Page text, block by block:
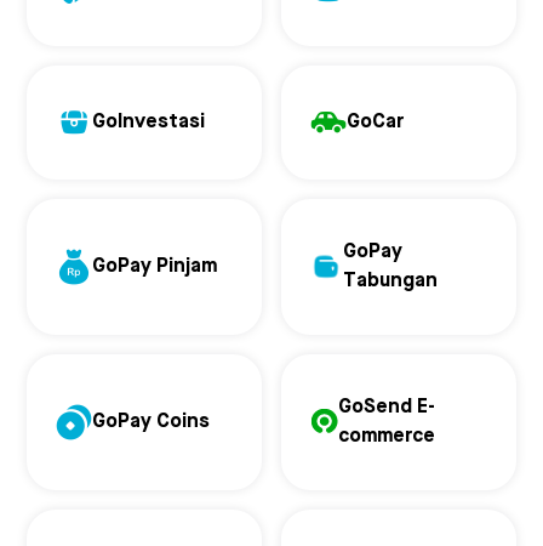
GoInvestasi GoCar
GoPay Pinjam
GoPay
Tabungan
GoPay Coins
GoSend E-
commerce